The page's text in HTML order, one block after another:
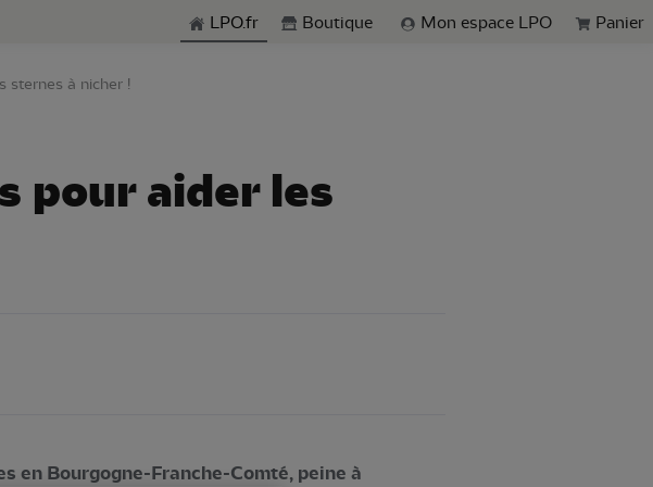
Aller à la rechercheLPO.fr Boutique Mon espace LPO Panier
sternes à nicher !
pour aider les
en Bourgogne-Franche-Comté, peine à